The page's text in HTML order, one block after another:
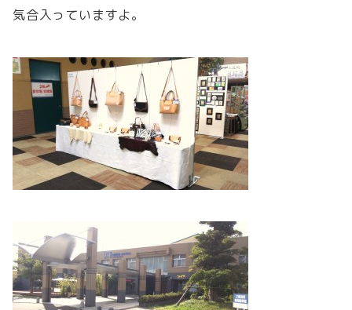
気合入っていますよ。